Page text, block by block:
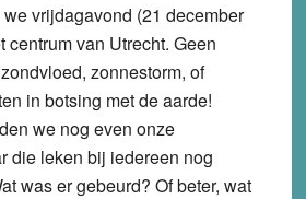
vrijdagavond (21 december
centrum van Utrecht. Geen
zonnestorm, of
in botsing met de aarde!
we nog even onze
die leken bij iedereen nog
was er gebeurd? Of beter, wat